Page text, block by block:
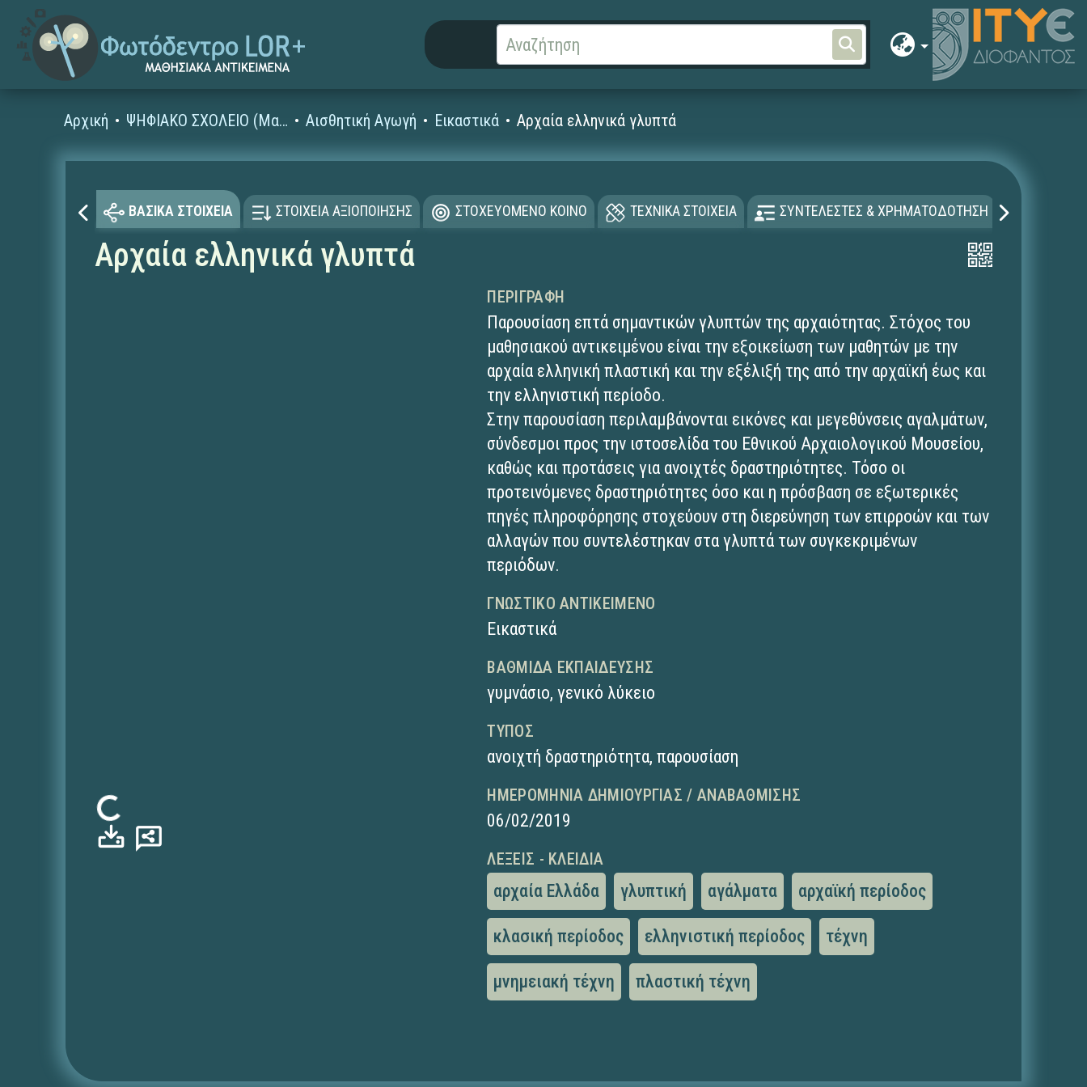
Αρχική ΨΗΦΙΑΚΟ ΣΧΟΛΕΙΟ (Μαθησιακά Αντικείμενα) Αισθητική Αγωγή Εικαστικά Αρχαία ελληνικά γλυπτά
ΒΑΣΙΚΑ ΣΤΟΙΧΕΙΑ ΣΤΟΙΧΕΙΑ ΑΞΙΟΠΟΙΗΣΗΣ ΣΤΟΧΕΥΟΜΕΝΟ ΚΟΙΝΟ ΤΕΧΝΙΚΑ ΣΤΟΙΧΕΙΑ ΣΥΝΤΕΛΕΣΤΕΣ & ΧΡΗΜΑΤΟΔΟΤΗΣΗ
Αρχαία ελληνικά γλυπτά
Φόρτωση...
ΠΕΡΙΓΡΑΦΉ
Παρουσίαση επτά σημαντικών γλυπτών της αρχαιότητας. Στόχος του
μαθησιακού αντικειμένου είναι την εξοικείωση των μαθητών με την
αρχαία ελληνική πλαστική και την εξέλιξή της από την αρχαϊκή έως και
την ελληνιστική περίοδο.
Στην παρουσίαση περιλαμβάνονται εικόνες και μεγεθύνσεις αγαλμάτων,
σύνδεσμοι προς την ιστοσελίδα του Εθνικού Αρχαιολογικού Μουσείου,
καθώς και προτάσεις για ανοιχτές δραστηριότητες. Τόσο οι
προτεινόμενες δραστηριότητες όσο και η πρόσβαση σε εξωτερικές
πηγές πληροφόρησης στοχεύουν στη διερεύνηση των επιρροών και των
αλλαγών που συντελέστηκαν στα γλυπτά των συγκεκριμένων
περιόδων.
ΓΝΩΣΤΙΚΌ ΑΝΤΙΚΕΊΜΕΝΟ
Εικαστικά
ΒΑΘΜΊΔΑ ΕΚΠΑΊΔΕΥΣΗΣ
γυμνάσιο,γενικό λύκειο
ΤΎΠΟΣ
ανοιχτή δραστηριότητα,παρουσίαση
ΗΜΕΡΟΜΗΝΊΑ ΔΗΜΙΟΥΡΓΊΑΣ / ΑΝΑΒΆΘΜΙΣΗΣ
06/02/2019
ΛΈΞΕΙΣ - ΚΛΕΙΔΙΆ
αρχαία Ελλάδα γλυπτική αγάλματα αρχαϊκή περίοδος
κλασική περίοδος ελληνιστική περίοδος τέχνη
μνημειακή τέχνη πλαστική τέχνη